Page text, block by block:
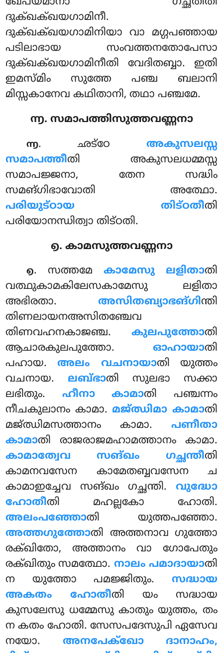
ദുക്ഖക്ഖയഗാമിനീ.
ദുക്ഖക്ഖയഗാമിനിയാ വാ മഗ്ഗപഞ്ഞായ
പടിലാഭായ സംവത്തനതോപേസാ
ദുക്ഖക്ഖയഗാമിനീതി വേദിതബ്ബാ. ഇതി
ഇമസ്മിം സുത്തേ പഞ്ച ബലാനി
മിസ്സകാനേവ കഥിതാനി, തഥാ പഞ്ചമേ.
൬. സമാപത്തിസുത്തവണ്ണനാ
൬. ഛട്ഠേ അകുസലസ്സ
സമാപത്തീതി അകുസലധമ്മസ്സ
സമാപജ്ജനാ, തേന സദ്ധിം
സമങ്ഗിഭാവോതി അത്ഥോ.
പരിയുട്ഠായ തിട്ഠതീതി
പരിയോനന്ധിത്വാ തിട്ഠതി.
൭. കാമസുത്തവണ്ണനാ
൭. സത്തമേ കാമേസു ലളിതാതി
വത്ഥുകാമകിലേസകാമേസു ലളിതാ
അഭിരതാ. അസിതബ്യാഭങ്ഗിന്തി
തിണലായനഅസിതഞ്ചേവ
തിണവഹനകാജഞ്ച. കുലപുത്തോതി
ആചാരകുലപുത്തോ. ഓഹായാതി
പഹായ.അലം വചനായാതി യുത്തം
വചനായ. ലബ്ഭാതി സുലഭാ സക്കാ
ലഭിതും. ഹീനാ കാമാതി പഞ്ചന്നം
നീചകുലാനം കാമാ. മജ്ഝിമാ കാമാതി
മജ്ഝിമസത്താനം കാമാ. പണീതാ
കാമാതി രാജരാജമഹാമത്താനം കാമാ.
കാമാത്വേവ സങ്ഖം ഗച്ഛന്തീതി
കാമനവസേന കാമേതബ്ബവസേന ച
കാമാഇച്ചേവ സങ്ഖം ഗച്ഛന്തി. വുദ്ധോ
ഹോതീതി മഹല്ലകോ ഹോതി.
അലംപഞ്ഞോതി യുത്തപഞ്ഞോ.
അത്തഗുത്തോതി അത്തനാവ ഗുത്തോ
രക്ഖിതോ, അത്താനം വാ ഗോപേതും
രക്ഖിതും സമത്ഥോ. നാലം പമാദായാതി
ന യുത്തോ പമജ്ജിതും. സദ്ധായ
അകതം ഹോതീതി യം സദ്ധായ
കുസലേസു ധമ്മേസു കാതും യുത്തം, തം
ന കതം ഹോതി. സേസപദേസുപി ഏസേവ
നയോ. അനപേക്ഖോ ദാനാഹം,